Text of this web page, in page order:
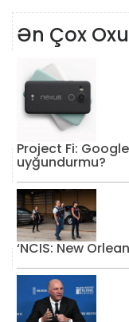
Ən Çox
Project Fi:
uyğundurmu?
‘NCIS: New